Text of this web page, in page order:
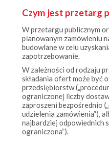
W przetargu publicznym
planowanym zamówieniu
budowlane w celu
zapotrzebowanie.
W zależności od rodzaju
składania ofert może być
przedsiębiorstw
ograniczonej liczby
zaproszeni bezpośrednio
udzielenia zamówienia”),
najbardziej odpowiednich
ograniczona”).